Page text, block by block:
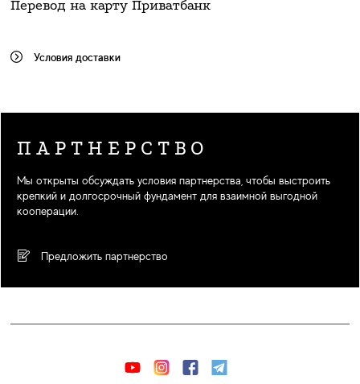
Перевод на карту Приватбанк
Условия доставки
ПАРТНЕРСТВО
Мы открыты обсуждать условия партнерства, чтобы выстроить
крепкий и долгосрочный фундамент для взаимной выгодной
кооперации.
Предложить партнерство